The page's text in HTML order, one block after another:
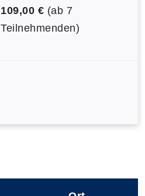
109,00 € (ab 7
Teilnehmenden)